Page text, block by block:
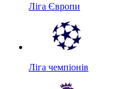
Ліга Європи
Ліга чемпіонів